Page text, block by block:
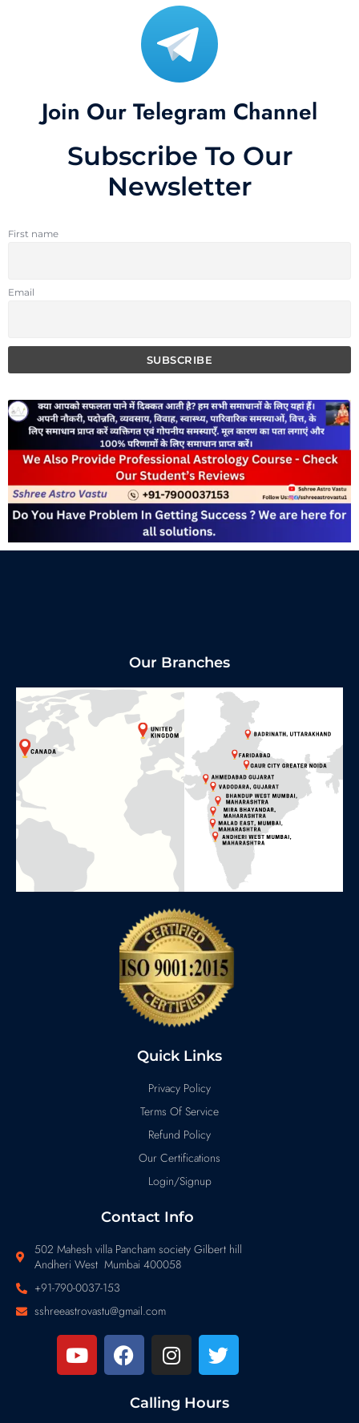
Join Our Telegram Channel
Subscribe To Our
Newsletter
First name
Email
Our Branches
Quick Links
Privacy Policy
Terms Of Service
Refund Policy
Our Certifications
Login/Signup
Contact Info
502 Mahesh villa Pancham society Gilbert hill
Andheri West Mumbai 400058
+91-790-0037-153
sshreeastrovastu@gmail.com
Calling Hours